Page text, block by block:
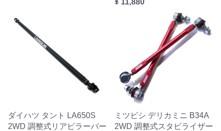
¥ 11,880
ダイハツ タント LA650S
2WD 調整式リアピラーバー
ミツビシ デリカミニ B34A
2WD 調整式スタビライザー